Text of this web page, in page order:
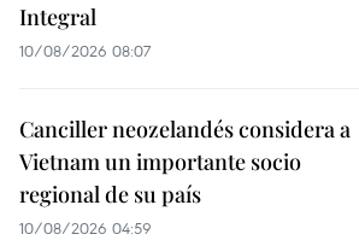
Integral
10/08/2026 08:07
Canciller neozelandés considera a
Vietnam un importante socio
regional de su país
10/08/2026 04:59